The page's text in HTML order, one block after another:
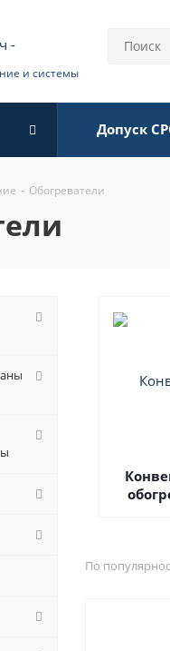
и системы
Допуск
- Обогреватели
По